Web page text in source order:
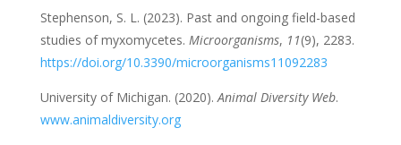
Stephenson, S. L. (2023). Past and ongoing field-based
studies of myxomycetes. Microorganisms, 11(9), 2283.
https://doi.org/10.3390/microorganisms11092283
University of Michigan. (2020).Animal Diversity Web.
www.animaldiversity.org